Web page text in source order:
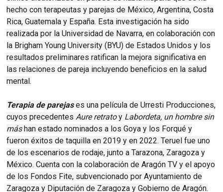
hecho con terapeutas y parejas de México, Argentina, Costa
Rica, Guatemala y España. Esta investigación ha sido
realizada por la Universidad de Navarra, en colaboración con
la Brigham Young University (BYU) de Estados Unidos y los
resultados preliminares ratifican la mejora significativa en
las relaciones de pareja incluyendo beneficios en la salud
mental.
Terapia de parejases una película de Urresti Producciones,
cuyos precedentesAure retratoy Labordeta, un hombre sin
máshan estado nominados a los Goya y los Forqué y
fueron éxitos de taquilla en 2019 y en 2022. Teruel fue uno
de los escenarios de rodaje, junto a Tarazona, Zaragoza y
México. Cuenta con la colaboración de Aragón TV y el apoyo
de los Fondos Fite, subvencionado por Ayuntamiento de
Zaragoza y Diputación de Zaragoza y Gobierno de Aragón.